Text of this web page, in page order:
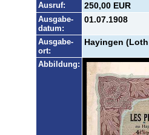
Ausruf: 250,00 EUR
Ausgabe-
datum:
01.07.1908
Ausgabe-
ort:
Hayingen
Abbildung: